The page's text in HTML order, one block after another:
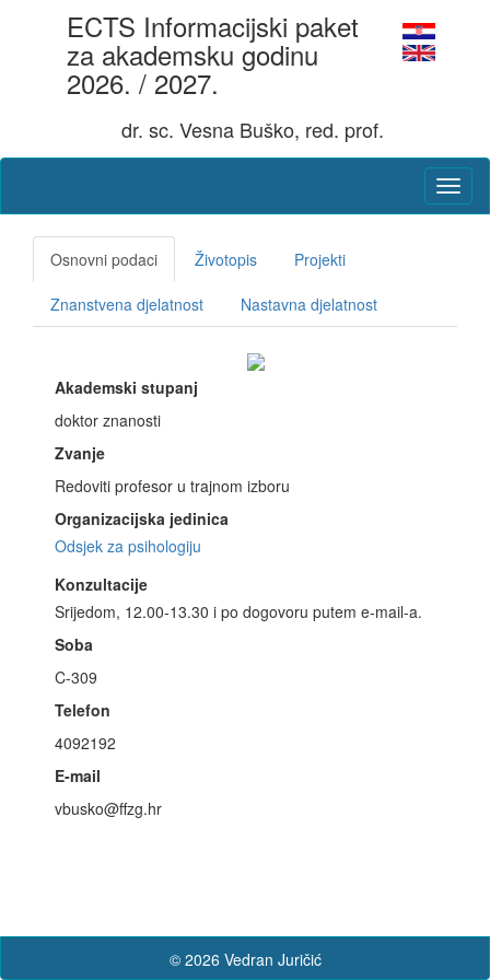
ECTS Informacijski paket
za akademsku godinu
2026. / 2027.
dr. sc. Vesna Buško, red. prof.
Osnovni podaci Životopis Projekti
Znanstvena djelatnost Nastavna djelatnost
Akademski stupanj
doktor znanosti
Zvanje
Redoviti profesor u trajnom izboru
Organizacijska jedinica
Odsjek za psihologiju
Konzultacije
Srijedom, 12.00-13.30 i po dogovoru putem e-mail-a.
Soba
C-309
Telefon
4092192
E-mail
vbusko@ffzg.hr
© 2026 Vedran Juričić